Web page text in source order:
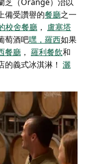
備受讚譽的餐廳之一
校舍餐廳 ， 盧塞塔
萄酒吧嘿，羅西如果
餐廳 ， 羅利餐飲和
的義式冰淇淋！ 灑